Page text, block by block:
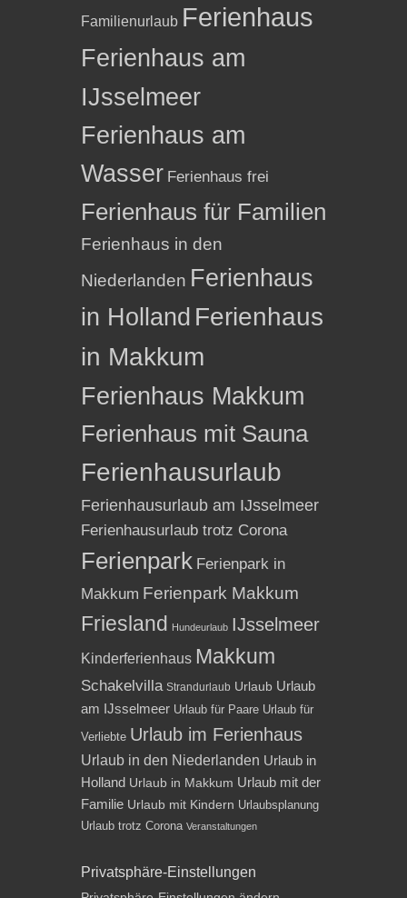
Familienurlaub Ferienhaus
Ferienhaus am
IJsselmeer
Ferienhaus am
Wasser Ferienhaus frei
Ferienhaus für Familien
Ferienhaus in den
Niederlanden Ferienhaus
in Holland Ferienhaus
in Makkum
Ferienhaus Makkum
Ferienhaus mit Sauna
Ferienhausurlaub
Ferienhausurlaub am IJsselmeer
Ferienhausurlaub trotz Corona
Ferienpark Ferienpark in
Makkum Ferienpark Makkum
Friesland Hundeurlaub IJsselmeer
Kinderferienhaus Makkum
Schakelvilla Strandurlaub Urlaub Urlaub
am IJsselmeer Urlaub für Paare Urlaub für
Verliebte Urlaub im Ferienhaus
Urlaub in den Niederlanden Urlaub in
Holland Urlaub in Makkum Urlaub mit der
Familie Urlaub mit Kindern Urlaubsplanung
Urlaub trotz Corona Veranstaltungen
Privatsphäre-Einstellungen